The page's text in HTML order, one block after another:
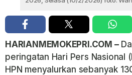
HARIANMEMOKEPRI.COM –
peringatan Hari Pers Nasional
HPN menyalurkan sebanyak